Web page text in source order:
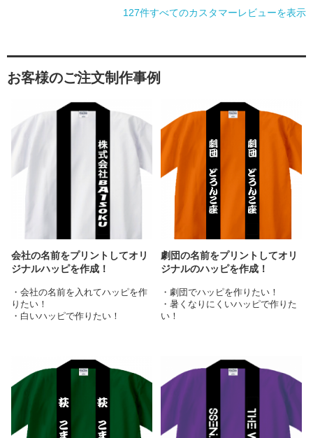
127件すべてのカスタマーレビューを表示
お客様のご注文制作事例
会社の名前をプリントしてオリ
ジナルハッピを作成！
・会社の名前を入れてハッピを作
りたい！
・白いハッピで作りたい！
め、チームカラーに合わせたデザ
インも可能！薄手の綿100%生地
は軽く、激しく動く応援やお祭り
の時はもちろん、動きにくさがな
いためイベントの設営など準備段
階から着ていても行動の邪魔にな
りません。
劇団の名前をプリントしてオリ
ジナルのハッピを作成！
・劇団でハッピを作りたい！
・暑くなりにくいハッピで作りた
い！
く動く応援やお祭りの時はもちろ
ん、動きにくさがないためイベン
トの設営など準備段階から着てい
ならではの通気性・吸湿性もバツ
グンのため、夏場に服の上から羽
織ったとき、熱がこもりにくく快